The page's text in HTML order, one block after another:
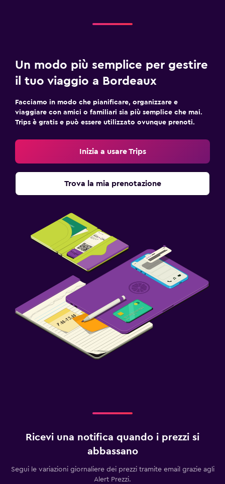
Un modo più semplice per gestire
il tuo viaggio a Bordeaux
Facciamo in modo che pianificare, organizzare e
viaggiare con amici o familiari sia più semplice che mai.
Trips è gratis e può essere utilizzato ovunque prenoti.
Inizia a usare Trips
Trova la mia prenotazione
Ricevi una notifica quando i prezzi si
abbassano
Segui le variazioni giornaliere dei prezzi tramite email grazie agli
Alert Prezzi.